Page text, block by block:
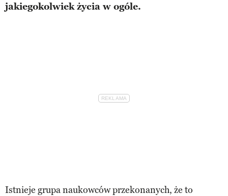
jakiegokolwiek życia w ogóle.
Istnieje grupa naukowców przekonanych, że to